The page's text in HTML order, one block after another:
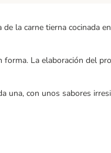
la carne tierna cocinada
La elaboración del
una, con unos sabores